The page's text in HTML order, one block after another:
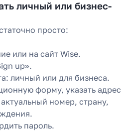
личный или бизнес-
просто:
или на сайт Wise.
up».
личный или для бизнеса.
форму, указать адрес
номер, страну,
пароль.